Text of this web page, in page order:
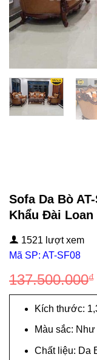
Sofa Da Bò
Khẩu Đài Loan
1521 lượt xem
Mã SP: AT-SF08
137.500.000₫
Kích thước:
Màu sắc:
Chất liệu: Da